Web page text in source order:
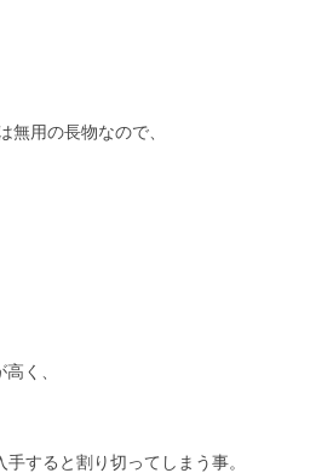
用の長物なので、
く、
すると割り切ってしまう事。